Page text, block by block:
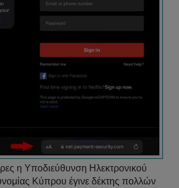
η Υποδιεύθυνση Ηλεκτρονικού
Κύπρου έγινε δέκτης πολλών